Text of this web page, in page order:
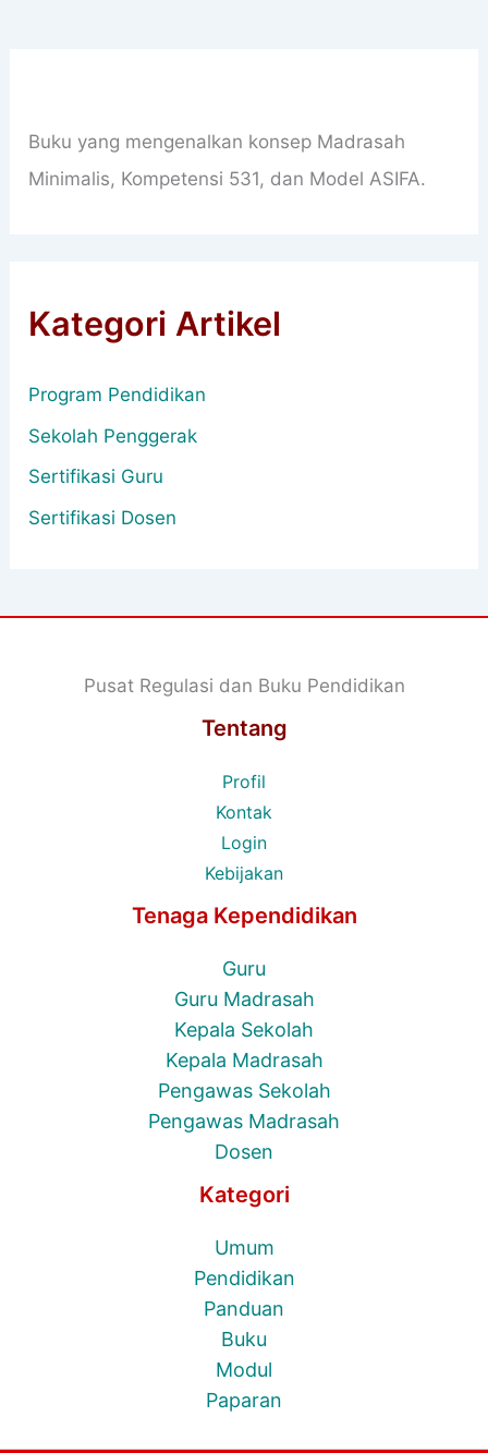
Buku yang mengenalkan konsep Madrasah
Minimalis, Kompetensi 531, dan Model ASIFA.
Kategori Artikel
Program Pendidikan
Sekolah Penggerak
Sertifikasi Guru
Sertifikasi Dosen
Pusat Regulasi dan Buku Pendidikan
Tentang
Profil
Kontak
Login
Kebijakan
Tenaga Kependidikan
Guru
Guru Madrasah
Kepala Sekolah
Kepala Madrasah
Pengawas Sekolah
Pengawas Madrasah
Dosen
Kategori
Umum
Pendidikan
Panduan
Buku
Modul
Paparan